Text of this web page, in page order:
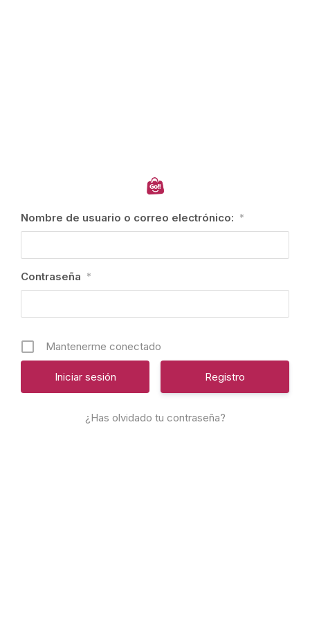
Nombre de usuario o correo electrónico: *
Contraseña *
Mantenerme conectado
Registro
¿Has olvidado tu contraseña?